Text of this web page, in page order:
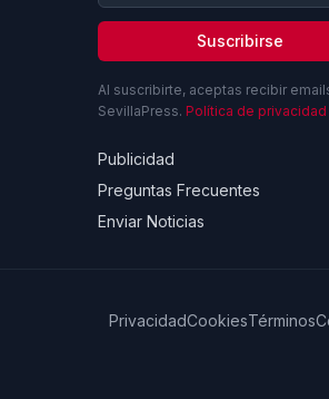
Suscribirse
Al suscribirte, aceptas recibir
SevillaPress. Política de privacidad
Publicidad
Preguntas Frecuentes
Enviar Noticias
PrivacidadCookiesTérminos